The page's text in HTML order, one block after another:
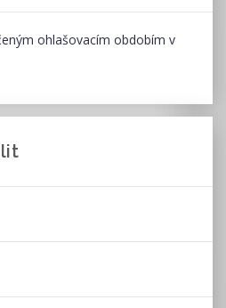
ohlašovacím obdobím v